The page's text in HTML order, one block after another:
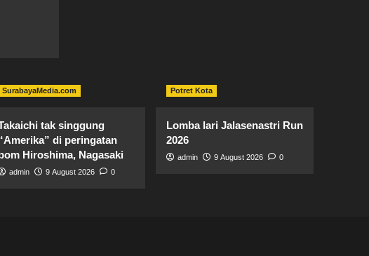
SurabayaMedia.com
tak singgung
di peringatan
bom Hiroshima, Nagasaki
admin 9 August 2026 0
Potret Kota
Lomba lari Jalasenastri Run
2026
admin 9 August 2026 0